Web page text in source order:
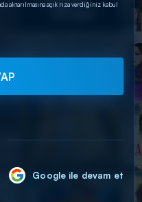
aktarılmasına açık rıza verdiğiniz kabul
Google ile devam et